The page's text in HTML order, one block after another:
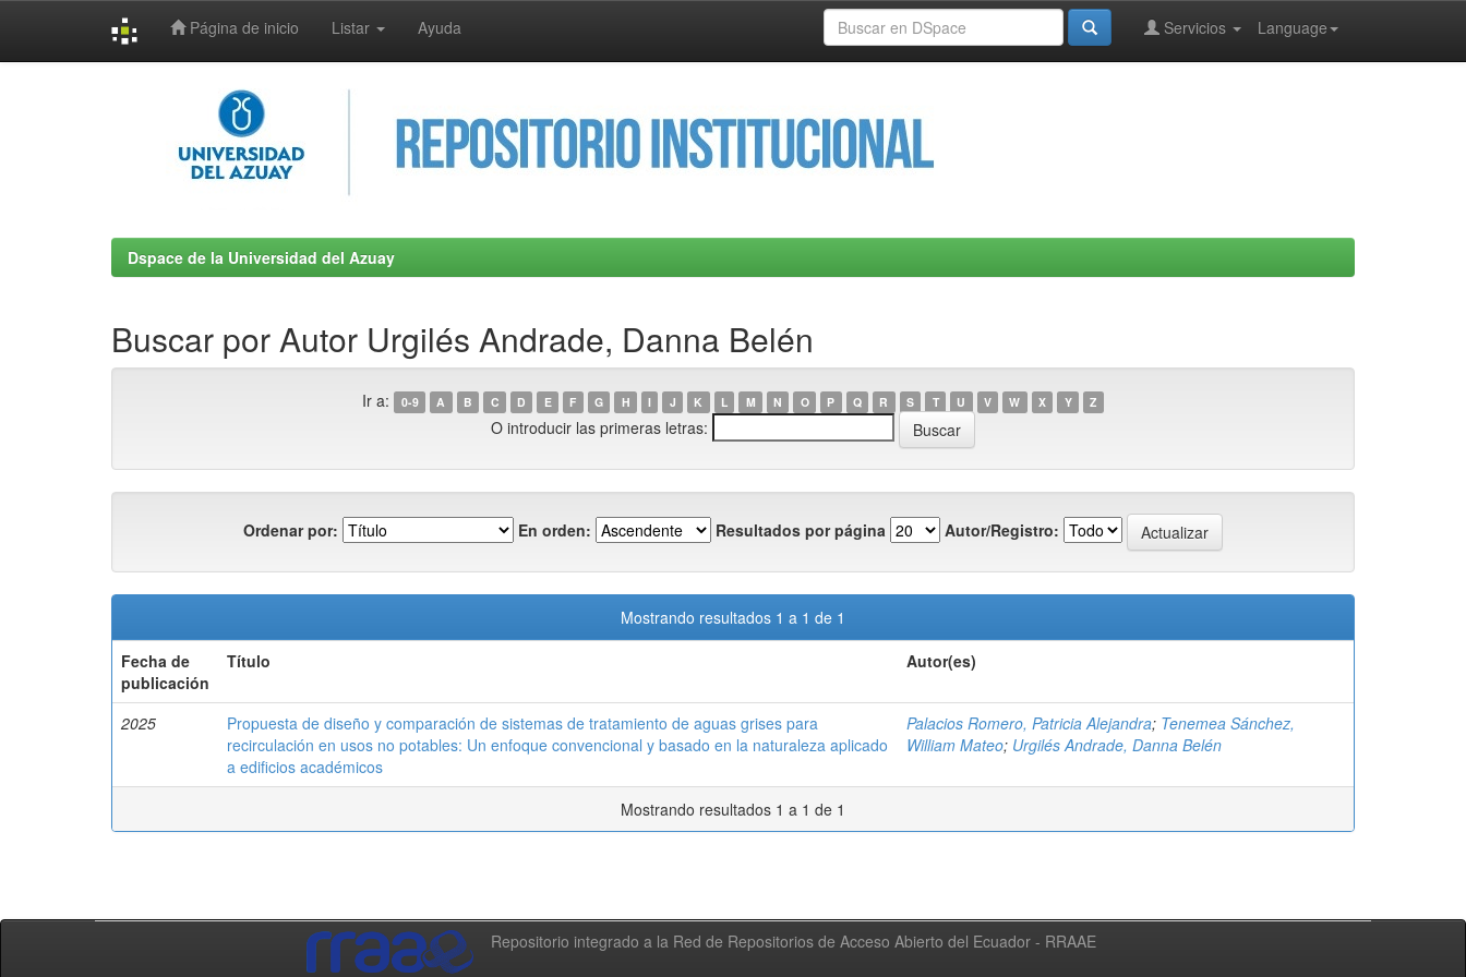
Página de inicio Listar Ayuda Language
Servicios
Dspace de la Universidad del Azuay
Buscar por Autor Urgilés Andrade, Danna Belén
Ir a: 0-9 A B C D E F G H I J K L M N O P Q R S T U V W X Y Z
O introducir las primeras letras:
Ordenar por: En orden: Resultados por página Autor/Registro:
Mostrando resultados 1 a 1 de 1
Fecha de
publicación
Título Autor(es)
2025
Propuesta de diseño y comparación de sistemas de tratamiento de aguas grises para
recirculación en usos no potables: Un enfoque convencional y basado en la naturaleza aplicado
a edificios académicos
Palacios Romero, Patricia Alejandra; Tenemea Sánchez,
William Mateo; Urgilés Andrade, Danna Belén
Mostrando resultados 1 a 1 de 1
Repositorio integrado a la Red de Repositorios de Acceso Abierto del Ecuador - RRAAE